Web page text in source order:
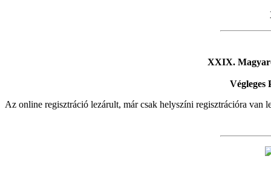
XXIX.
Végleges
Az online regisztráció lezárult, már csak helyszíni regisztrációra van